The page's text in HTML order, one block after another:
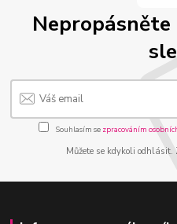
Nepropásněte
Souhlasím se zpracováním
Můžete se kdykoli